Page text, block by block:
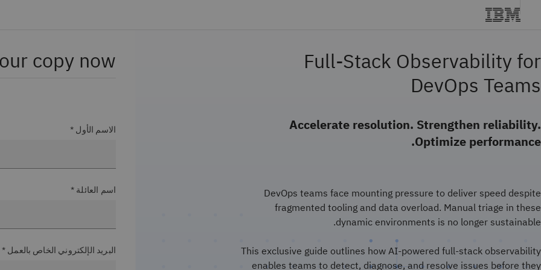
Full-Stack Observability for
DevOps Teams
Accelerate resolution. Strengthen reliability.
Optimize performance.
DevOps teams face mounting pressure to deliver speed despite
fragmented tooling and data overload. Manual triage in these
dynamic environments is no longer sustainable.
This exclusive guide outlines how AI-powered full-stack observability
enables teams to detect, diagnose, and resolve issues before they
copy now
الاسم الأول *
اسم العائلة *
البريد الإلكتروني الخاص بالعمل *